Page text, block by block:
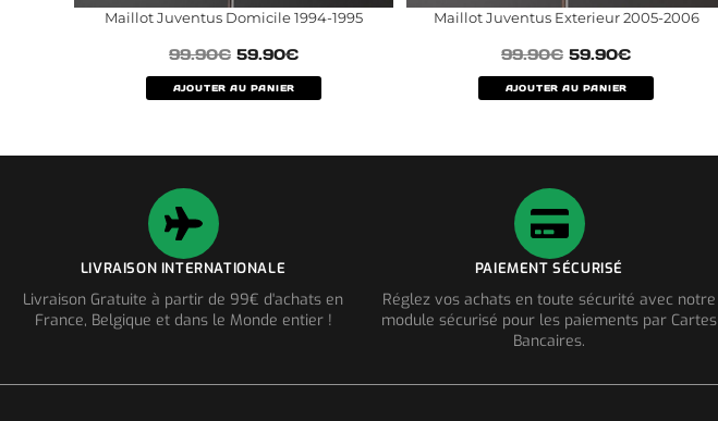
Maillot Juventus Domicile 1994-1995
99.90€ 59.90€
AJOUTER AU PANIER
Maillot Juventus Exterieur 2005-2006
99.90€ 59.90€
AJOUTER AU PANIER
LIVRAISON INTERNATIONALE
Livraison Gratuite à partir de 99€ d'achats en
France, Belgique et dans le Monde entier !
PAIEMENT SÉCURISÉ
Réglez vos achats en toute sécurité avec notre
module sécurisé pour les paiements par Cartes
Bancaires.